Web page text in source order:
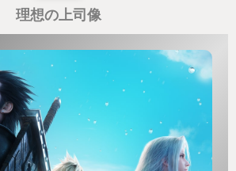
理想の上司像